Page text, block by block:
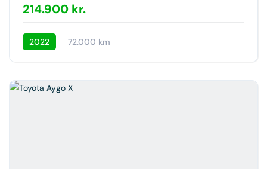
214.900 kr.
2022 72.000 km